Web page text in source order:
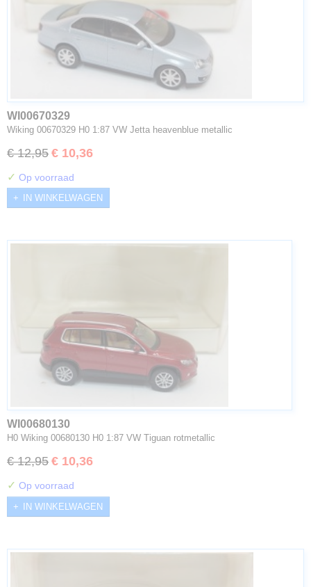
WI00670329
Wiking 00670329 H0 1:87 VW Jetta heavenblue metallic
€ 12,95 € 10,36
✓ Op voorraad
IN WINKELWAGEN
WI00680130
H0 Wiking 00680130 H0 1:87 VW Tiguan rotmetallic
€ 12,95 € 10,36
✓ Op voorraad
IN WINKELWAGEN